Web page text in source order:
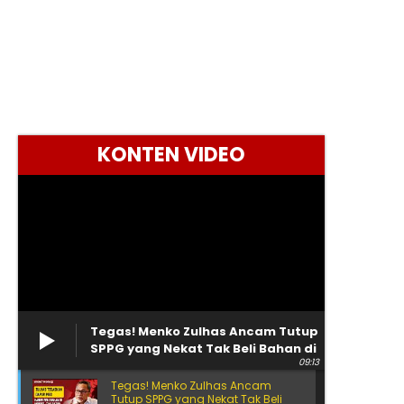
KONTEN VIDEO
Tegas! Menko Zulhas Ancam Tutup
SPPG yang Nekat Tak Beli Bahan di
09:13
Tegas! Menko Zulhas Ancam
Tutup SPPG yang Nekat Tak Beli